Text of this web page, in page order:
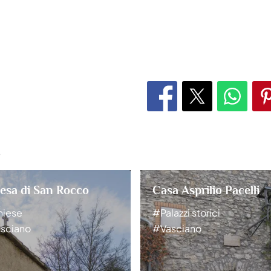
di San Rocco Casa Asprilio Pacelli
#Palazzi storici
#Vasciano